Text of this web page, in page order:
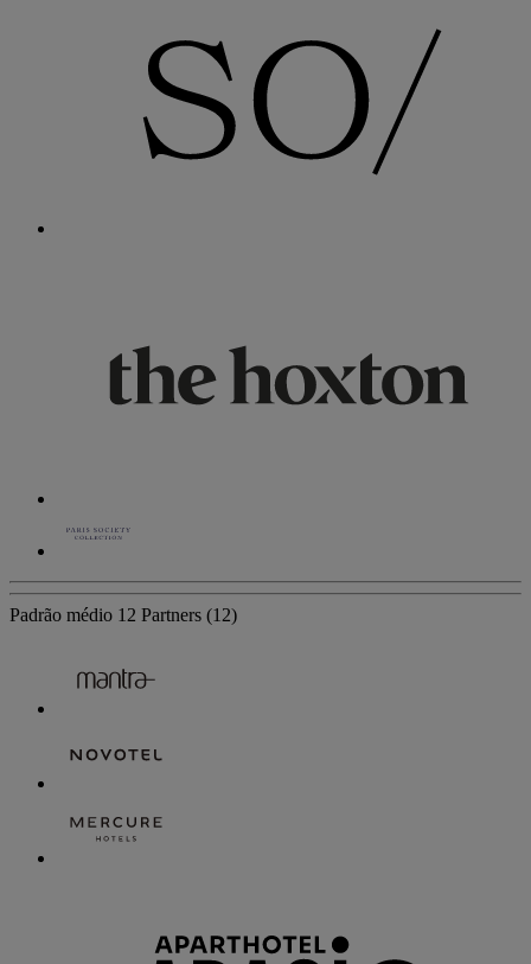
Padrão médio 12 Partners (12)